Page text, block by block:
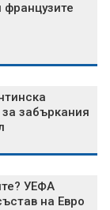
забъркания
УЕФА
на Евро